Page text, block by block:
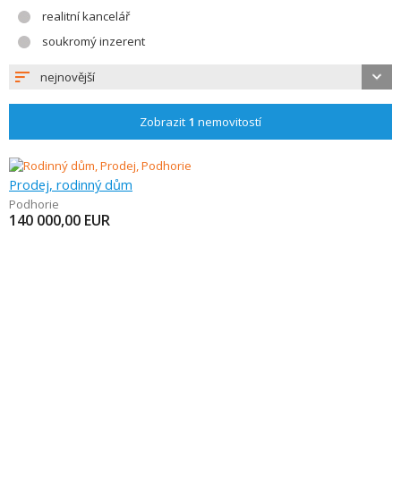
realitní kancelář
soukromý inzerent
nejnovější
Zobrazit 1 nemovitostí
Prodej, rodinný dům
Podhorie
140 000,00 EUR